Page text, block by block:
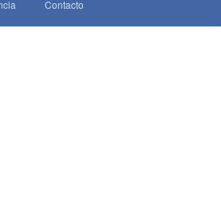
Contacto